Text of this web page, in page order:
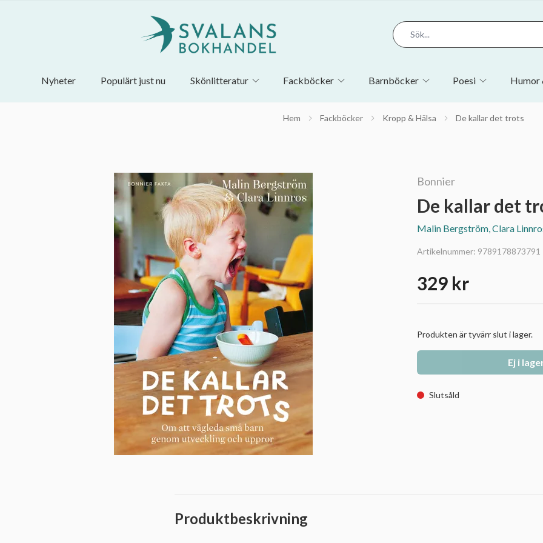
Nyheter Populärt just nu Skönlitteratur Fackböcker Barnböcker Poesi Humor
Hem Fackböcker Kropp & Hälsa De kallar det trots
Bonnier
De kallar det
Malin Bergström, Clara
Artikelnummer: 9789178873791
329 kr
Produkten är tyvärr slut i lager.
Ej i
Slutsåld
Produktbeskrivning